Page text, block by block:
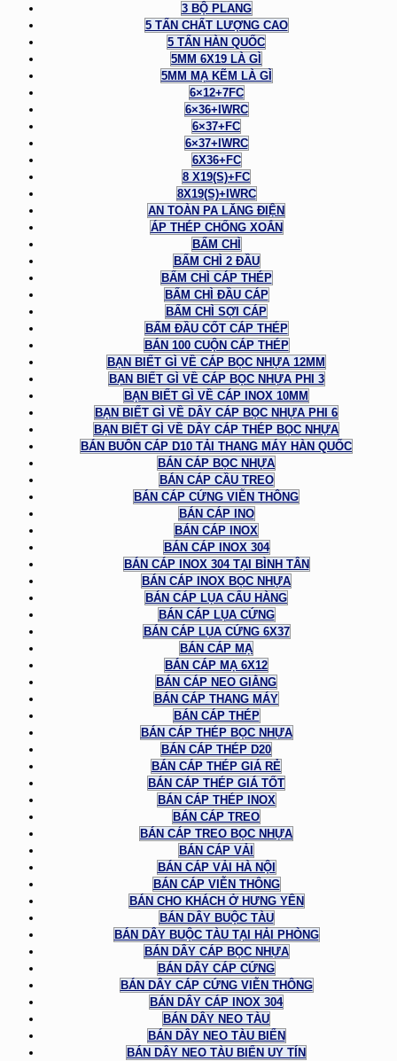
3 BỘ PLANG
5 TẤN CHẤT LƯỢNG CAO
5 TẤN HÀN QUỐC
5MM 6X19 LÀ GÌ
5MM MẠ KẼM LÀ GÌ
6×12+7FC
6×36+IWRC
6×37+FC
6×37+IWRC
6X36+FC
8 X19(S)+FC
8X19(S)+IWRC
AN TOÀN PA LĂNG ĐIỆN
ÁP THÉP CHỐNG XOẮN
BẤM CHÌ
BẤM CHÌ 2 ĐẦU
BẤM CHÌ CÁP THÉP
BẤM CHÌ ĐẦU CÁP
BẤM CHÌ SỢI CÁP
BẤM ĐẦU CỐT CÁP THÉP
BÁN 100 CUỘN CÁP THÉP
BẠN BIẾT GÌ VỀ CÁP BỌC NHỰA 12MM
BẠN BIẾT GÌ VỀ CÁP BỌC NHỰA PHI 3
BẠN BIẾT GÌ VỀ CÁP INOX 10MM
BẠN BIẾT GÌ VỀ DÂY CÁP BỌC NHỰA PHI 6
BẠN BIẾT GÌ VỀ DÂY CÁP THÉP BỌC NHỰA
BÁN BUÔN CÁP D10 TẢI THANG MÁY HÀN QUỐC
BÁN CÁP BỌC NHỰA
BÁN CÁP CẦU TREO
BÁN CÁP CỨNG VIỄN THÔNG
BÁN CÁP INO
BÁN CÁP INOX
BÁN CÁP INOX 304
BÁN CÁP INOX 304 TẠI BÌNH TÂN
BÁN CÁP INOX BỌC NHỰA
BÁN CÁP LỤA CẨU HÀNG
BÁN CÁP LỤA CỨNG
BÁN CÁP LỤA CỨNG 6X37
BÁN CÁP MẠ
BÁN CÁP MẠ 6X12
BÁN CÁP NEO GIẰNG
BÁN CÁP THANG MÁY
BÁN CÁP THÉP
BÁN CÁP THÉP BỌC NHỰA
BÁN CÁP THÉP D20
BÁN CÁP THÉP GIÁ RẺ
BÁN CÁP THÉP GIÁ TỐT
BÁN CÁP THÉP INOX
BÁN CÁP TREO
BÁN CÁP TREO BỌC NHỰA
BÁN CÁP VẢI
BÁN CÁP VẢI HÀ NỘI
BÁN CÁP VIỄN THÔNG
BÁN CHO KHÁCH Ở HƯNG YÊN
BÁN DÂY BUỘC TÀU
BÁN DÂY BUỘC TÀU TẠI HẢI PHÒNG
BÁN DÂY CÁP BỌC NHỰA
BÁN DÂY CÁP CỨNG
BÁN DÂY CÁP CỨNG VIỄN THÔNG
BÁN DÂY CÁP INOX 304
BÁN DÂY NEO TÀU
BÁN DÂY NEO TÀU BIỂN
BÁN DÂY NEO TÀU BIỂN UY TÍN